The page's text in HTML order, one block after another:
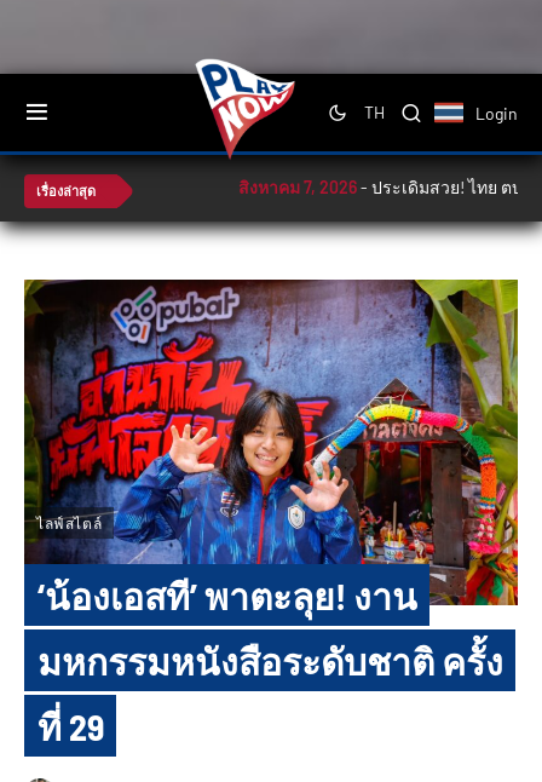
TH Login
เรื่องล่าสุด สิงหาคม 7, 2026-ประเดิมสวย! ไทย ตบ ฟิลิปปิน
ไลฟ์สไตล์
‘น้องเอสที’ พาตะลุย! งาน
มหกรรมหนังสือระดับชาติ ครั้ง
ที่ 29